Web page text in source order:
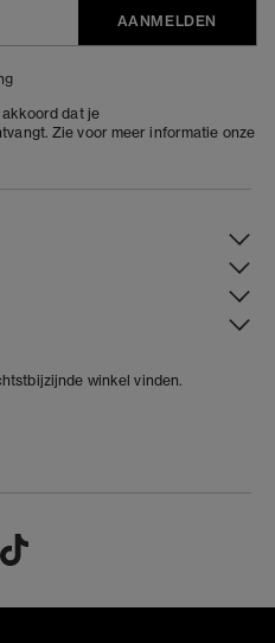
AANMELDEN
dat je
Zie voor meer informatie onze
winkel vinden.